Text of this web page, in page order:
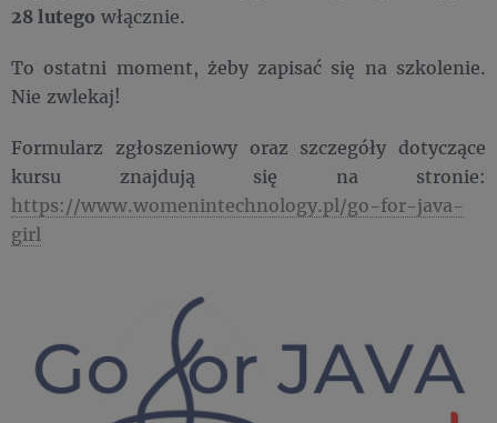
28 lutego włącznie.
To ostatni moment, żeby zapisać się na szkolenie.
Nie zwlekaj!
Formularz zgłoszeniowy oraz szczegóły dotyczące
kursu znajdują się na stronie:
https://www.womenintechnology.pl/go-for-java-
girl